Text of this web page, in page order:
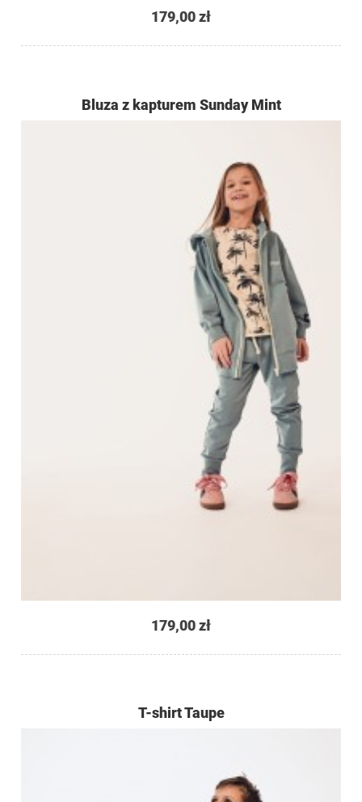
179,00 zł
Bluza z kapturem Sunday Mint
179,00 zł
T-shirt Taupe